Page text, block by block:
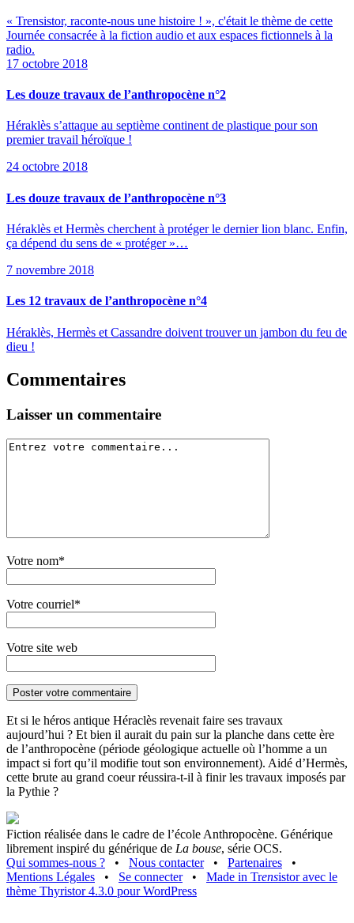
« Trensistor, raconte-nous une histoire ! », c'était le thème de cette
Journée consacrée à la fiction audio et aux espaces fictionnels à la
radio.
17 octobre 2018
Les douze travaux de l’anthropocène n°2
Héraklès s’attaque au septième continent de plastique pour son
premier travail héroïque !
24 octobre 2018
Les douze travaux de l’anthropocène n°3
Héraklès et Hermès cherchent à protéger le dernier lion blanc. Enfin,
ça dépend du sens de « protéger »…
7 novembre 2018
Les 12 travaux de l’anthropocène n°4
Héraklès, Hermès et Cassandre doivent trouver un jambon du feu de
dieu !
Commentaires
Laisser un commentaire
Votre nom*
Votre courriel*
Votre site web
Et si le héros antique Héraclès revenait faire ses travaux
aujourd’hui ? Et bien il aurait du pain sur la planche dans cette ère
de l’anthropocène (période géologique actuelle où l’homme a un
impact si fort qu’il modifie tout son environnement). Aidé d’Hermès,
cette brute au grand coeur réussira-t-il à finir les travaux imposés par
la Pythie ?
Fiction réalisée dans le cadre de l’école Anthropocène. Générique
librement inspiré du générique de La bouse, série OCS.
Qui sommes-nous ?
• Nous contacter • Partenaires
•
Mentions Légales
• Se connecter • Made in Trensistor avec le
thème Thyristor 4.3.0 pour WordPress